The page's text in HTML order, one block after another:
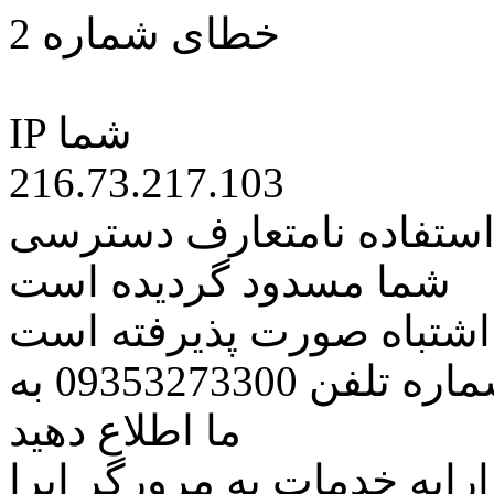
خطای شماره 2
IP شما
216.73.217.103
نامتعارف دسترسی
شما مسدود گردیده است
اشتباه صورت پذیرفته است
مراتب این مسئله را از طریق شماره تلفن 09353273300 به
ما اطلاع دهید
خدمات به مرورگر اپرا